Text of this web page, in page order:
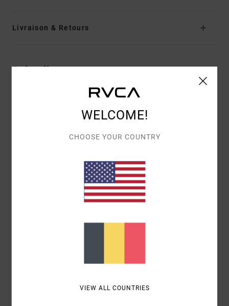
Livraison & Retours
Avis clients
5.0/5
1 AVIS VÉRIFIÉSDEPUIS JUIN 2026
100% DE NOS CLIENTS RECOMMANDENT CE PRODUIT
RAPPORT QUALITÉ / PRIX
COLORIS
WELCOME!
CHOOSE YOUR COUNTRY
VIEW ALL COUNTRIES